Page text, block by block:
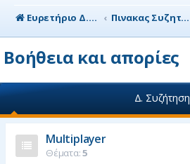
Ευρετήριο Δ. Συζήτησης
Πινακας Συζητησης
Βοήθεια και απορίες
Δ. Συζήτηση
Multiplayer
Θέματα:5